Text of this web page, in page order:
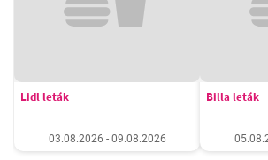
Lidl leták
03.08.2026 - 09.08.2026
Billa leták